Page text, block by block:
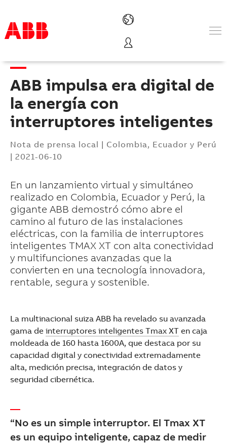
Productos & Soluciones
Industrias
Servicios
Dónde comprar
Contáctanos
Suggestions
ABB impulsa era digital de
la energía con
interruptores inteligentes
Nota de prensa local | Colombia, Ecuador y Perú
| 2021-06-10
En un lanzamiento virtual y simultáneo
realizado en Colombia, Ecuador y Perú, la
gigante ABB demostró cómo abre el
camino al futuro de las instalaciones
eléctricas, con la familia de interruptores
inteligentes TMAX XT con alta conectividad
y multifunciones avanzadas que la
convierten en una tecnología innovadora,
rentable, segura y sostenible.
La multinacional suiza ABB ha revelado su avanzada
gama de interruptores inteligentes Tmax XT en caja
moldeada de 160 hasta 1600A, que destaca por su
capacidad digital y conectividad extremadamente
alta, medición precisa, integración de datos y
seguridad cibernética.
“No es un simple interruptor. El Tmax XT
es un equipo inteligente, capaz de medir